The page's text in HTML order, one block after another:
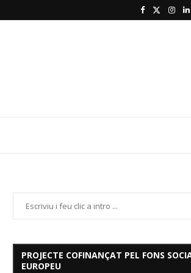
PROJECTE COFINANÇAT PEL FONS
EUROPEU